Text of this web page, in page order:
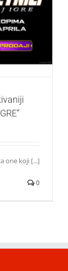
godine
one koji [...]
0